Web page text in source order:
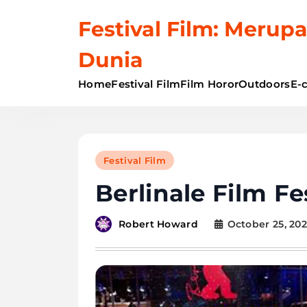
Festival Film:
Dunia
HomeFestival FilmFilm HororOutdoorsE-
Festival Film
Berlinale Film
Robert Howard October 25,